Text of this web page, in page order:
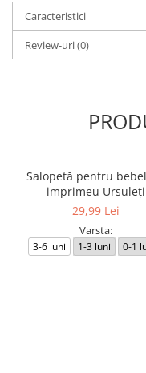
Caracteristici
Review-uri(0)
Salopetă pentru
imprimeu Ursuleți
29,99 Lei
Varsta:
3-6 luni 1-3 luni 0-1